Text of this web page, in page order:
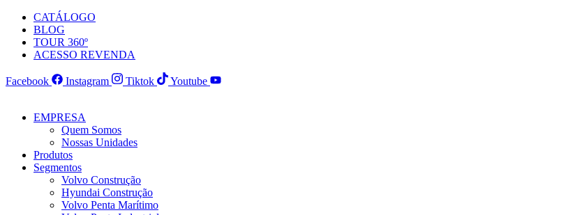
para
conteúdo
CATÁLOGO
BLOG
TOUR 360º
ACESSO REVENDA
Facebook Instagram Tiktok Youtube
EMPRESA
Quem Somos
Nossas Unidades
Produtos
Segmentos
Volvo Construção
Hyundai Construção
Volvo Penta Marítimo